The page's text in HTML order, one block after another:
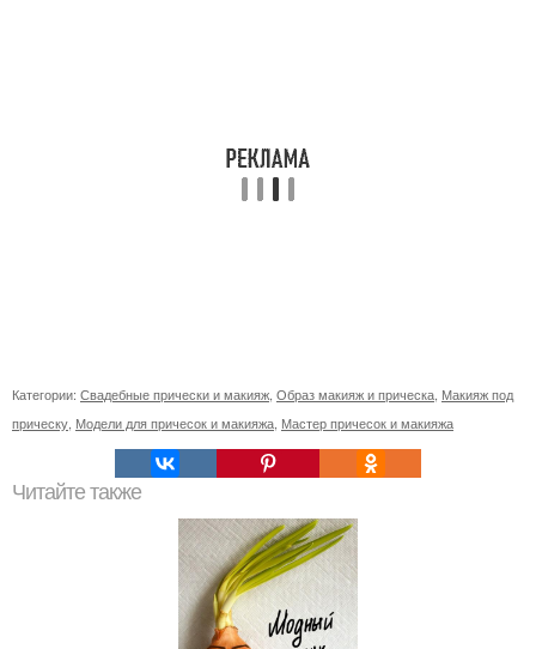
Категории: Свадебные прически и макияж Образ макияж и прическа Макияж под
прическу Модели для причесок и макияжа Мастер причесок и макияжа
Читайте также